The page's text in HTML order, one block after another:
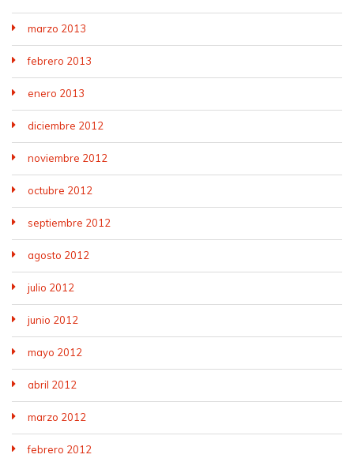
marzo 2013
febrero 2013
enero 2013
diciembre 2012
noviembre 2012
octubre 2012
septiembre 2012
agosto 2012
julio 2012
junio 2012
mayo 2012
abril 2012
marzo 2012
febrero 2012